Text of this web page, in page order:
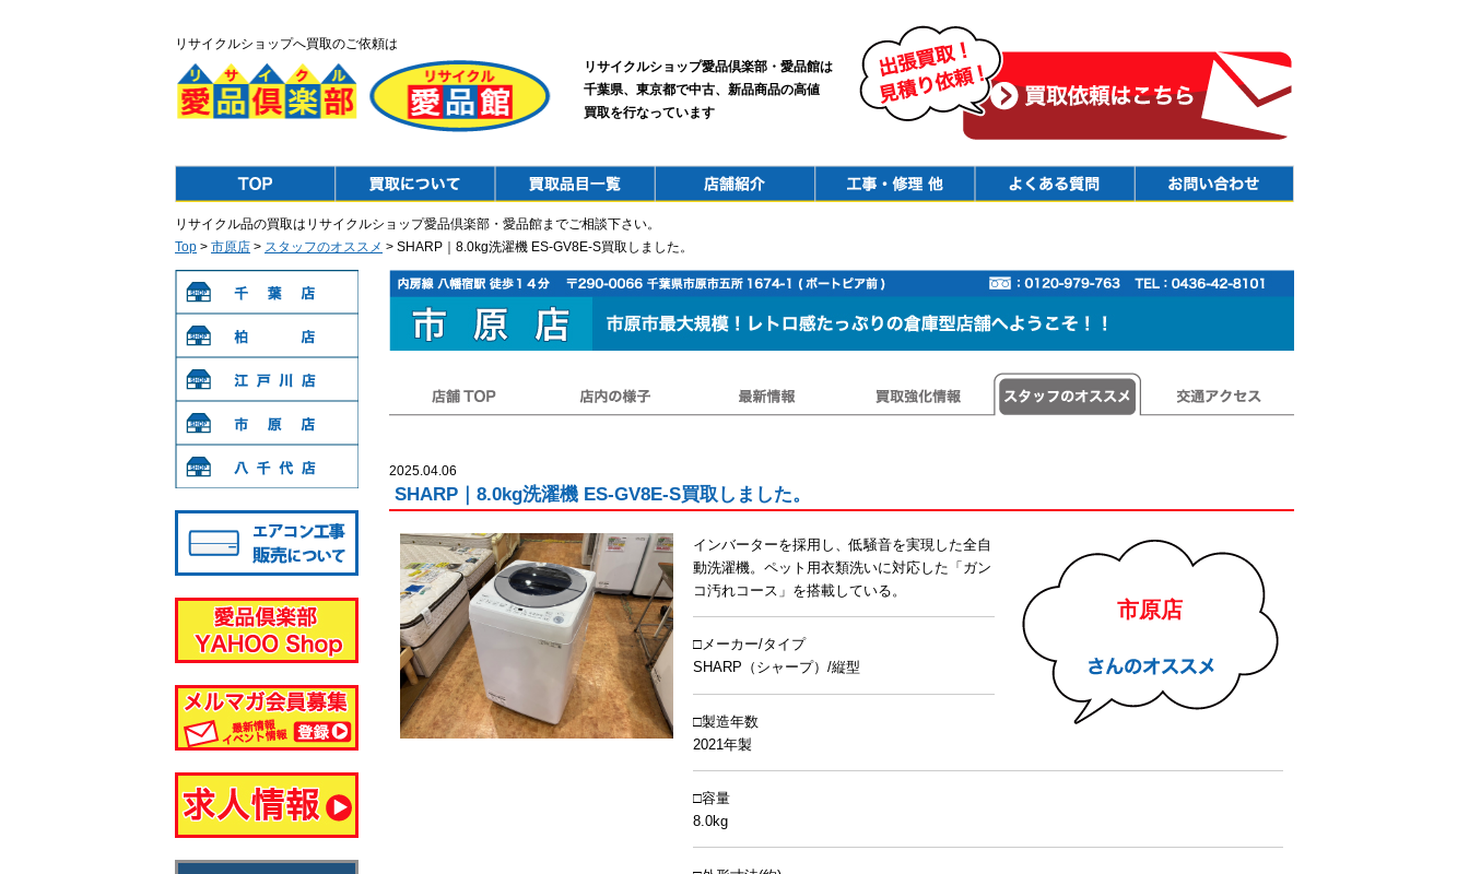
リサイクルショップへ買取のご依頼は
リサイクルショップ愛品倶楽部・愛品館は
千葉県、東京都で中古、新品商品の高値
買取を行なっています
リサイクル品の買取はリサイクルショップ愛品倶楽部・愛品館までご相談下さい。
Top > 市原店 > スタッフのオススメ > SHARP｜8.0kg洗濯機 ES-GV8E-S買取しました。
2025.04.06
SHARP｜8.0kg洗濯機 ES-GV8E-S買取しました。
市原店
インバーターを採用し、低騒音を実現した全自
動洗濯機。ペット用衣類洗いに対応した「ガン
コ汚れコース」を搭載している。
□メーカー/タイプ
SHARP（シャープ）/縦型
□製造年数
2021年製
□容量
8.0kg